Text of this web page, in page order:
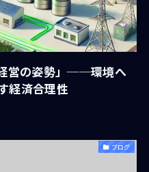
営の姿勢」──環境へ
経済合理性
ブログ